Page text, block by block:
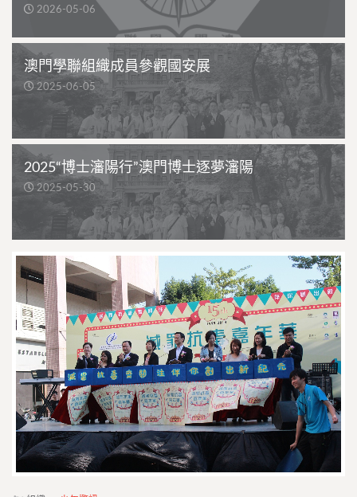
2026-05-06
澳門學聯組織成員參觀國安展
2025-06-05
2025“博士瀋陽行”澳門博士逐夢瀋陽
2025-05-30